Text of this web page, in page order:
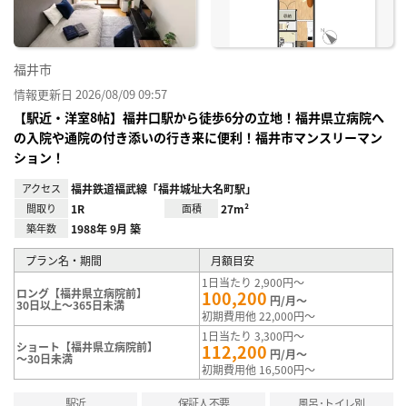
福井市
情報更新日 2026/08/09 09:57
【駅近・洋室8帖】福井口駅から徒歩6分の立地！福井県立病院へ
の入院や通院の付き添いの行き来に便利！福井市マンスリーマン
ション！
アクセス 福井鉄道福武線「福井城址大名町駅」
間取り 1R 面積 27m²
築年数 1988年 9月 築
プラン名・期間 月額目安
ロング【福井県立病院前】
30日以上～365日未満
1日当たり 2,900円～
100,200 円/月～
初期費用他 22,000円～
ショート【福井県立病院前】
～30日未満
1日当たり 3,300円～
112,200 円/月～
初期費用他 16,500円～